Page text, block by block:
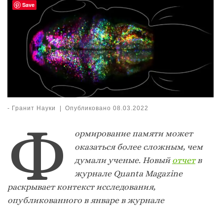
- Гранит Науки | Опубликовано08.03.2022
Ф
ормирование памяти может
оказаться более сложным, чем
думали ученые. Новый отчетв
журнале Quanta Magazine
раскрывает контекст исследования,
опубликованного в январе в журнале
Save